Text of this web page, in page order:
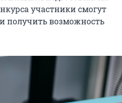
участники смогут
получить возможность